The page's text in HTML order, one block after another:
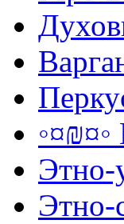
Этно-
Этно-